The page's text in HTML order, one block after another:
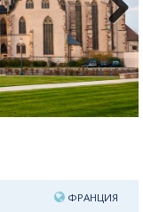
Next
ФРАНЦИЯ